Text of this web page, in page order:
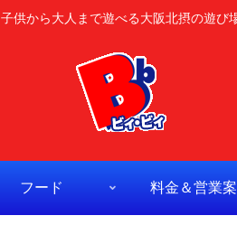
子供から大人まで遊べる大阪北摂の遊び
フード 料金＆営業